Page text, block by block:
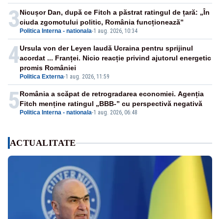
3 Politica Interna - nationala-1 aug. 2026, 10:34
Nicușor Dan, după ce Fitch a păstrat ratingul de țară: „În
ciuda zgomotului politic, România funcționează”
4
Politica Externa-1 aug. 2026, 11:59
Ursula von der Leyen laudă Ucraina pentru sprijinul
acordat ... Franței. Nicio reacție privind ajutorul energetic
promis României
5 Politica Interna - nationala-1 aug. 2026, 06:48
România a scăpat de retrogradarea economiei. Agenția
Fitch menține ratingul „BBB-” cu perspectivă negativă
ACTUALITATE